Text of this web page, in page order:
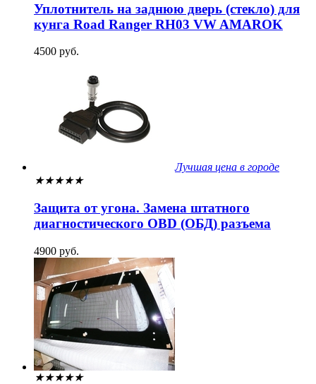
Уплотнитель на заднюю дверь (стекло) для
кунга Road Ranger RH03 VW AMAROK
4500 руб.
Лучшая цена в городе
★★★★★
Защита от угона. Замена штатного
диагностического OBD (ОБД) разъема
4900 руб.
★★★★★